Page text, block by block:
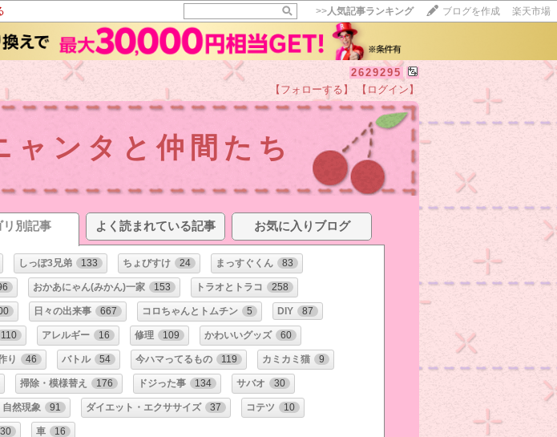
>>人気記事ランキング ブログを作成 楽天市場
2629295
【フォローする】 【ログイン】
ャンタと仲間たち
リ別記事 よく読まれている記事 お気に入りブログ
しっぽ3兄弟 133 ちょびすけ 24 まっすぐくん 83
おかあにゃん(みかん)一家 153 トラオとトラコ 258
日々の出来事 667 コロちゃんとトムチン 5 DIY 87
110 アレルギー 16 修理 109 かわいいグッズ 60
り 46 バトル 54 今ハマってるもの 119 カミカミ猫 9
掃除・模様替え 176 ドジった事 134 サバオ 30
自然現象 91 ダイエット・エクササイズ 37 コテツ 10
30 車 16